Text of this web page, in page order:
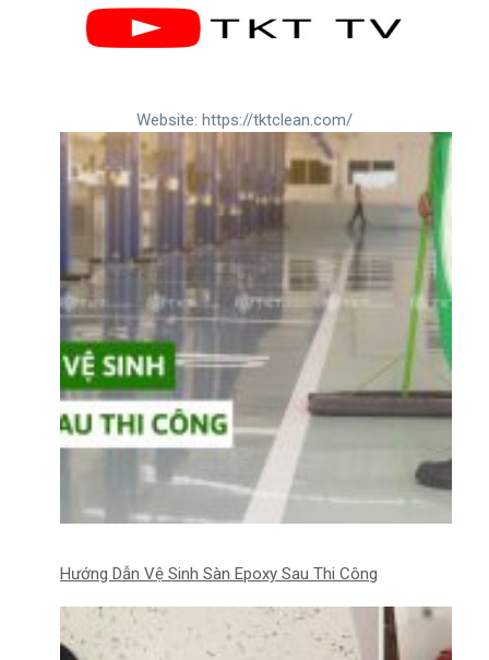
Website: https://tktclean.com/
Hướng Dẫn Vệ Sinh Sàn Epoxy Sau Thi Công